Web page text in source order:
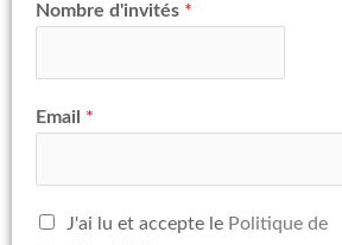
Nombre d'invités *
Email *
J'ai lu et accepte le Politique de